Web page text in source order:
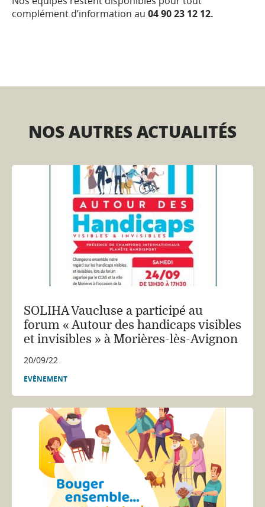
complément d’information au 04 90 23 12 12.
NOS AUTRES ACTUALITÉS
SOLIHA Vaucluse a participé au
forum « Autour des handicaps visibles
et invisibles » à Morières-lès-Avignon
20/09/22
EVÈNEMENT